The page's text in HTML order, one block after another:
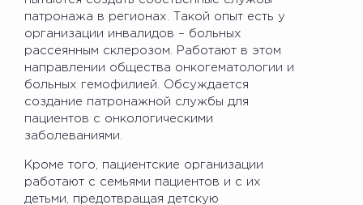
патронажа в регионах. Такой опыт есть у
организации инвалидов – больных
рассеянным склерозом. Работают в этом
направлении общества онкогематологии и
больных гемофилией. Обсуждается
создание патронажной службы для
пациентов с онкологическими
заболеваниями.
Кроме того, пациентские организации
работают с семьями пациентов и с их
детьми, предотвращая детскую